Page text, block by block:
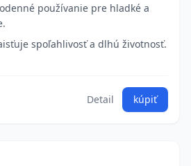
používanie pre hladké a
spoľahlivosť a dlhú životnosť.
Detail kúpiť